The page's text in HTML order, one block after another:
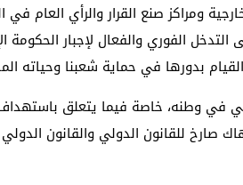
ومراكز صنع القرار والرأي العام في
الفوري والفعال لإجبار الحكومة
بدورها في حماية شعبنا وحياته
في وطنه، خاصة فيما يتعلق باستهداف
للقانون الدولي والقانون